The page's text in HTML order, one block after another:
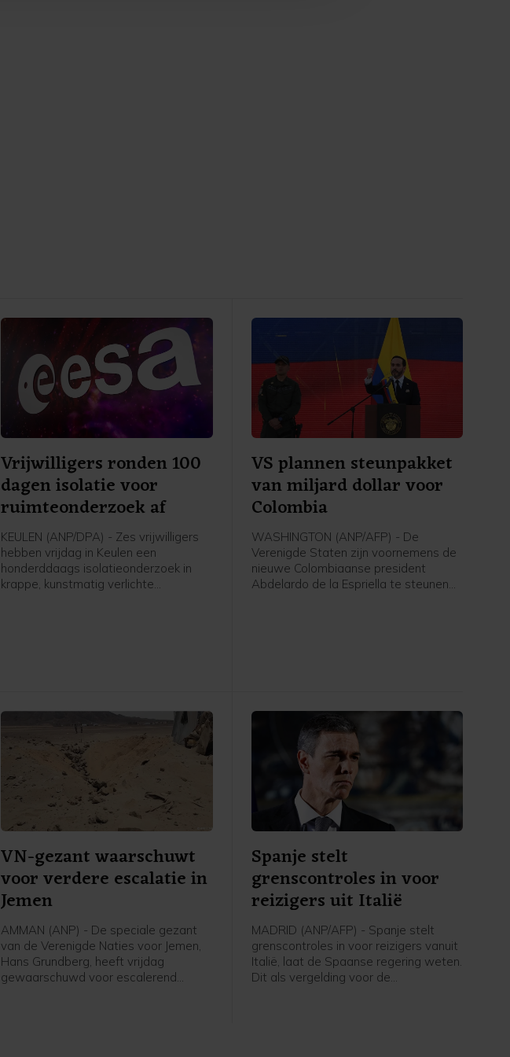
Vrijwilligers ronden 100
dagen isolatie voor
ruimteonderzoek af
KEULEN (ANP/DPA) - Zes vrijwilligers
hebben vrijdag in Keulen een
honderddaags isolatieonderzoek in
krappe, kunstmatig verlichte
VS plannen steunpakket
van miljard dollar voor
Colombia
WASHINGTON (ANP/AFP) - De
Verenigde Staten zijn voornemens de
nieuwe Colombiaanse president
Abdelardo de la Espriella te steunen
VN-gezant waarschuwt
voor verdere escalatie in
Jemen
AMMAN (ANP) - De speciale gezant
van de Verenigde Naties voor Jemen,
Hans Grundberg, heeft vrijdag
gewaarschuwd voor escalerend
Spanje stelt
grenscontroles in voor
reizigers uit Italië
MADRID (ANP/AFP) - Spanje stelt
grenscontroles in voor reizigers vanuit
Italië, laat de Spaanse regering weten.
Dit als vergelding voor de